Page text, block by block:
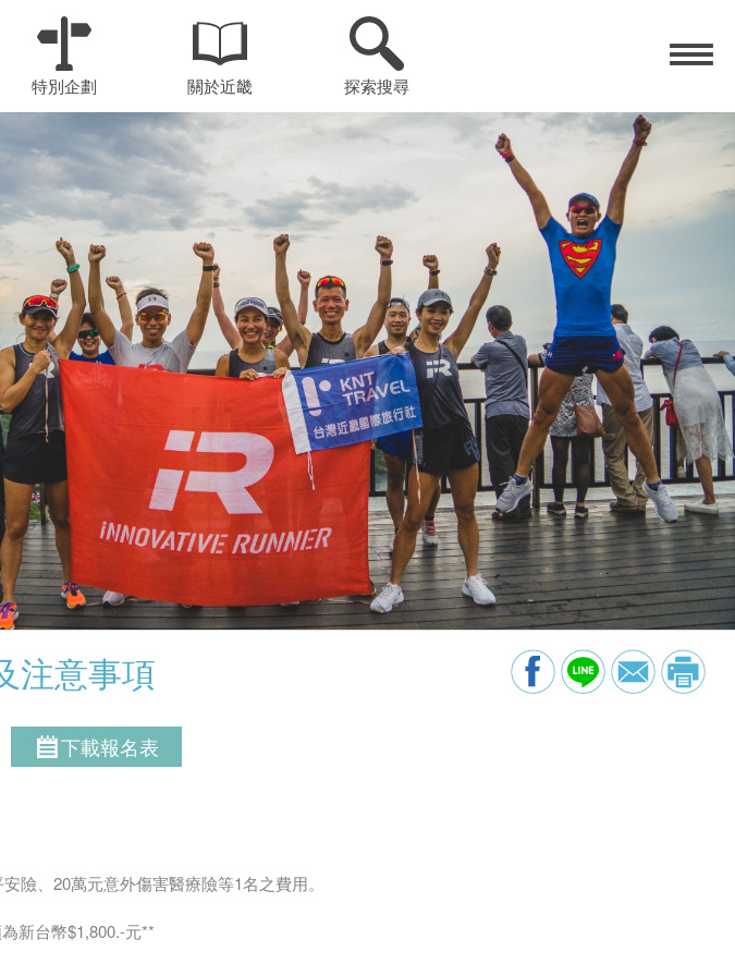
特別企劃 關於近畿 探索搜尋
注意事項
下載報名表
險、20萬元意外傷害醫療險等1名之費用。
新台幣$1,800.-元**